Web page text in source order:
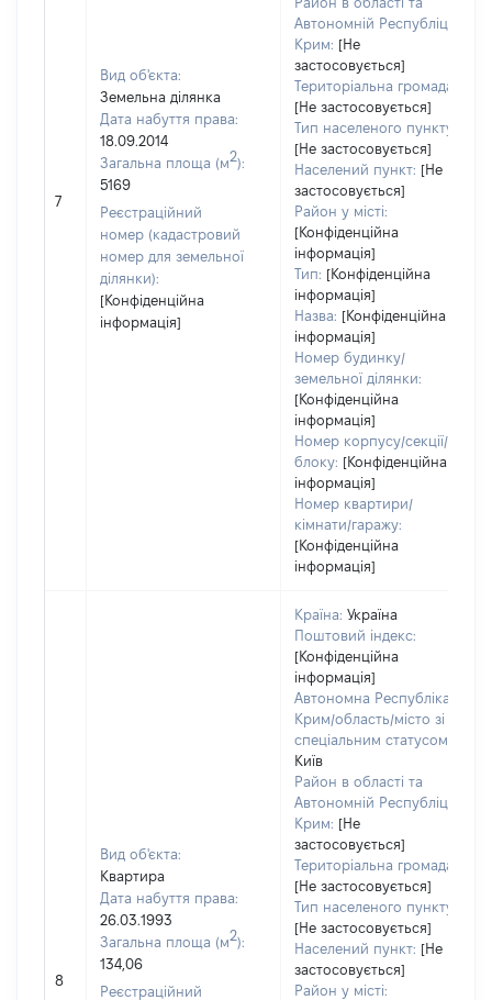
7
Вид об'єкта:
Земельна ділянка
Дата набуття права:
18.09.2014
Загальна площа (м2):
5169
Реєстраційний
номер (кадастровий
номер для земельної
ділянки):
[Конфіденційна
інформація]
Автономній Республіці
Крим: [Не
застосовується]
Територіальна громада:
[Не застосовується]
Тип населеного пункту:
[Не застосовується]
Населений пункт: [Не
застосовується]
Район у місті:
[Конфіденційна
інформація]
Тип: [Конфіденційна
інформація]
Назва: [Конфіденційна
інформація]
Номер будинку/
земельної ділянки:
[Конфіденційна
інформація]
Номер корпусу/секції/
блоку: [Конфіденційна
інформація]
Номер квартири/
кімнати/гаражу:
[Конфіденційна
інформація]
8
Вид об'єкта:
Квартира
Дата набуття права:
26.03.1993
Загальна площа (м2):
134,06
Реєстраційний
Країна: Україна
Поштовий індекс:
[Конфіденційна
інформація]
Автономна Республіка
Крим/область/місто зі
спеціальним статусом:
Київ
Район в області та
Автономній Республіці
Крим: [Не
застосовується]
Територіальна громада:
[Не застосовується]
Тип населеного пункту:
[Не застосовується]
Населений пункт: [Не
застосовується]
Район у місті: